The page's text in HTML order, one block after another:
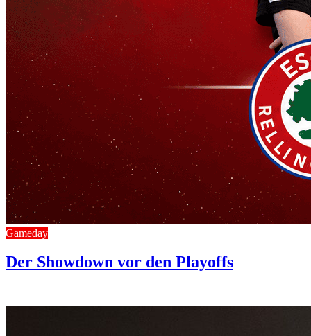
Gameday
Der Showdown vor den Playoffs